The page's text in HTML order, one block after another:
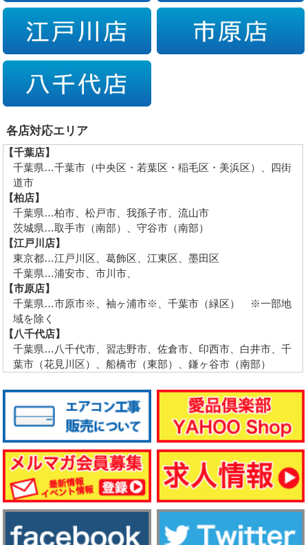
各店対応エリア
【千葉店】
千葉県…千葉市（中央区・若葉区・稲毛区・美浜区）、四街
道市
【柏店】
千葉県…柏市、松戸市、我孫子市、流山市
茨城県…取手市（南部）、守谷市（南部）
【江戸川店】
東京都…江戸川区、葛飾区、江東区、墨田区
千葉県…浦安市、市川市、
【市原店】
千葉県…市原市※、袖ヶ浦市※、千葉市（緑区） ※一部地
域を除く
【八千代店】
千葉県…八千代市、習志野市、佐倉市、印西市、白井市、千
葉市（花見川区）、船橋市（東部）、鎌ヶ谷市（南部）